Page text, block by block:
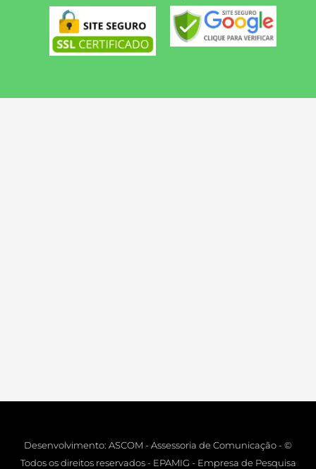
Desenvolvimento: ASCOM - Assessoria de Comunicação - ©
Todos os direitos reservados - EPAMIG - Empresa de Pesquisa